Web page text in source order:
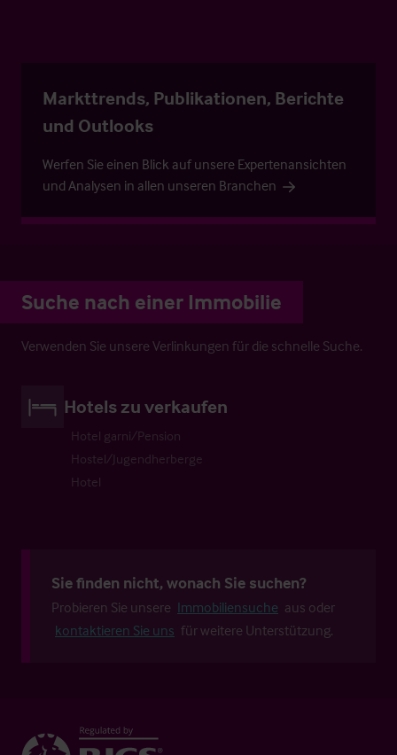
Markttrends, Publikationen, Berichte
und Outlooks
Werfen Sie einen Blick auf unsere Expertenansichten
und Analysen in allen unseren Branchen
Suche nach einer Immobilie
Verwenden Sie unsere Verlinkungen für die schnelle Suche.
Hotels zu verkaufen
Hotel garni/Pension
Hostel/Jugendherberge
Hotel
Sie finden nicht, wonach Sie suchen?
Probieren Sie unsere Immobiliensuche aus oder
kontaktieren Sie uns für weitere Unterstützung.